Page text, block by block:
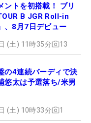
ントを初搭載！ ブリ
B JGR Roll-in
8月7日デビュー
(土) 11時35分 13
の4連続バーディで決
太は予選落ち/米男
(土) 10時33分 1